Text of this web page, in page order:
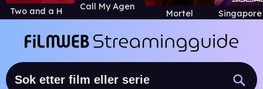
Two and a Half Men Call My Agent Bollywood
Mortel